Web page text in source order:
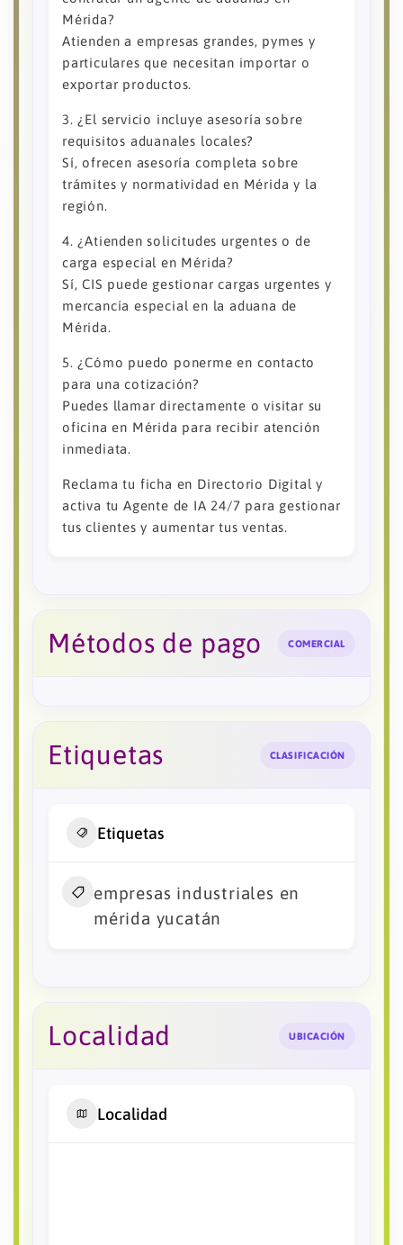
Mérida?
Atienden a empresas grandes, pymes y
particulares que necesitan importar o
exportar productos.
3. ¿El servicio incluye asesoría sobre
requisitos aduanales locales?
Sí, ofrecen asesoría completa sobre
trámites y normatividad en Mérida y la
región.
4. ¿Atienden solicitudes urgentes o de
carga especial en Mérida?
Sí, CIS puede gestionar cargas urgentes y
mercancía especial en la aduana de
Mérida.
5. ¿Cómo puedo ponerme en contacto
para una cotización?
Puedes llamar directamente o visitar su
oficina en Mérida para recibir atención
inmediata.
Reclama tu ficha en Directorio Digital y
activa tu Agente de IA 24/7 para gestionar
tus clientes y aumentar tus ventas.
Métodos de pago COMERCIAL
Etiquetas CLASIFICACIÓN
Etiquetas
empresas industriales en
mérida yucatán
Localidad UBICACIÓN
Localidad